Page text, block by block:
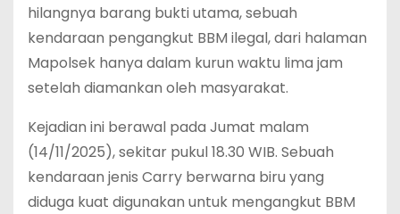
hilangnya barang bukti utama, sebuah
kendaraan pengangkut BBM ilegal, dari halaman
Mapolsek hanya dalam kurun waktu lima jam
setelah diamankan oleh masyarakat.
Kejadian ini berawal pada Jumat malam
(14/11/2025), sekitar pukul 18.30 WIB. Sebuah
kendaraan jenis Carry berwarna biru yang
diduga kuat digunakan untuk mengangkut BBM